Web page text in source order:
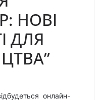
НОВІ
ДЛЯ
онлайн-